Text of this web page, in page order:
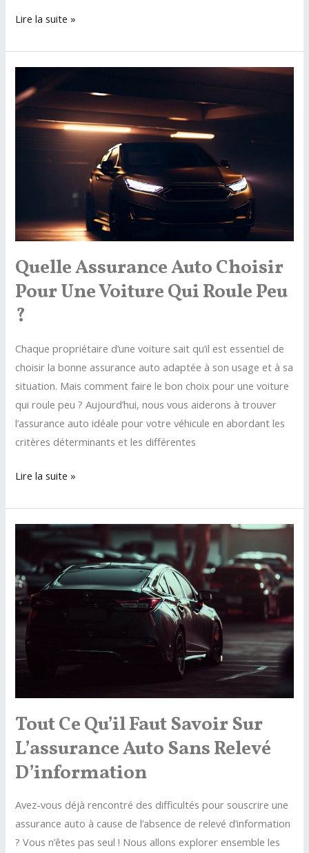
Choisir
meilleure
auto
après
une
suspension
Lire la suite »
Quelle Assurance Auto Choisir
Pour Une Voiture Qui Roule Peu
?
Chaque propriétaire d’une voiture sait qu’il est essentiel de
choisir la bonne assurance auto adaptée à son usage et à sa
situation. Mais comment faire le bon choix pour une voiture
qui roule peu ? Aujourd’hui, nous vous aiderons à trouver
l’assurance auto idéale pour votre véhicule en abordant les
critères déterminants et les différentes
Quelle
auto
choisir
une
voiture
qui
roule
peu
?
Lire la suite »
Tout Ce Qu’il Faut Savoir Sur
L’assurance Auto Sans Relevé
D’information
Avez-vous déjà rencontré des difficultés pour souscrire une
assurance auto à cause de l’absence de relevé d’information
? Vous n’êtes pas seul ! Nous allons explorer ensemble les